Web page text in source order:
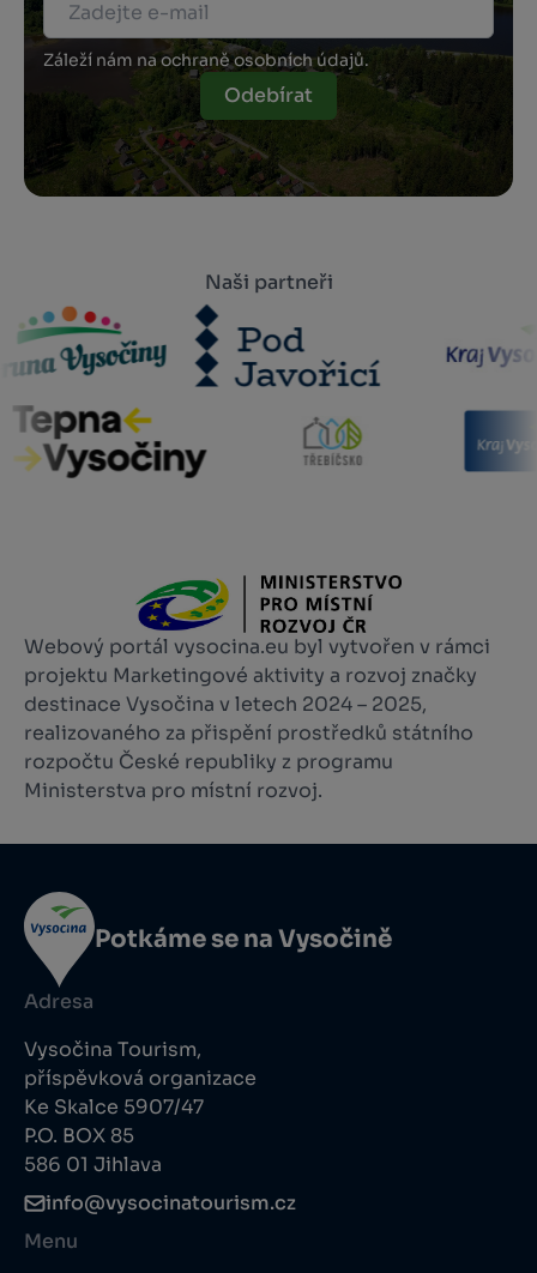
Záleží nám na ochraně osobních údajů.
Odebírat
Naši partneři
Webový portál vysocina.eu byl vytvořen v rámci
projektu Marketingové aktivity a rozvoj značky
destinace Vysočina v letech 2024 – 2025,
realizovaného za přispění prostředků státního
rozpočtu České republiky z programu
Ministerstva pro místní rozvoj.
Potkáme se na Vysočině
Adresa
Vysočina Tourism,
příspěvková organizace
Ke Skalce 5907/47
P.O. BOX 85
586 01 Jihlava
info@vysocinatourism.cz
Menu